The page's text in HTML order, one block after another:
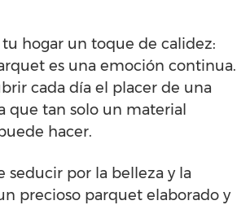
hogar un toque de calidez:
es una emoción continua.
cada día el placer de una
que tan solo un material
hacer.
seducir por la belleza y la
precioso parquet elaborado y